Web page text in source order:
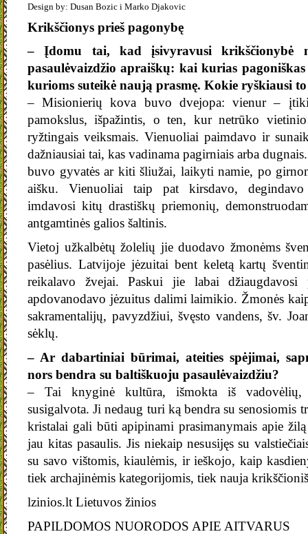
Design by: Dusan Bozic i Marko Djakovic
Krikščionys prieš pagonybę
– Įdomu tai, kad įsivyravusi krikščionybė
pasaulėvaizdžio apraiškų: kai kurias
kurioms suteikė naują prasmę. Kokie ryškiausi
– Misionierių kova buvo dvejopa: vienur –
pamokslus, išpažintis, o ten, kur netrūko
ryžtingais veiksmais. Vienuoliai paimdavo ir
dažniausiai tai, kas vadinama pagirniais arba
buvo gyvatės ar kiti šliužai, laikyti namie, po
aišku. Vienuoliai taip pat kirsdavo, degindavo
imdavosi kitų drastiškų priemonių,
antgamtinės galios šaltinis.
Vietoj užkalbėtų žolelių jie duodavo žmonėms
pasėlius. Latvijoje jėzuitai bent keletą kartų
reikalavo žvejai. Paskui jie labai džiaugdavosi
apdovanodavo jėzuitus dalimi laimikio. Žmonės
sakramentalijų, pavyzdžiui, švęsto vandens, šv.
sėklų.
– Ar dabartiniai būrimai, ateities spėjimai,
nors bendra su baltiškuoju pasaulėvaizdžiu?
– Tai knyginė kultūra, išmokta iš vadovėlių,
susigalvota. Ji nedaug turi ką bendra su senosiomis
kristalai gali būti apipinami prasimanymais apie
jau kitas pasaulis. Jis niekaip nesusijęs su
su savo vištomis, kiaulėmis, ir ieškojo, kaip
tiek archajinėmis kategorijomis, tiek nauja
lzinios.lt Lietuvos žinios
PAPILDOMOS NUORODOS APIE AITVARUS